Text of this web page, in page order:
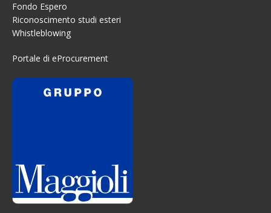
Fondo Espero
Riconoscimento studi esteri
Whistleblowing
Portale di eProcurement